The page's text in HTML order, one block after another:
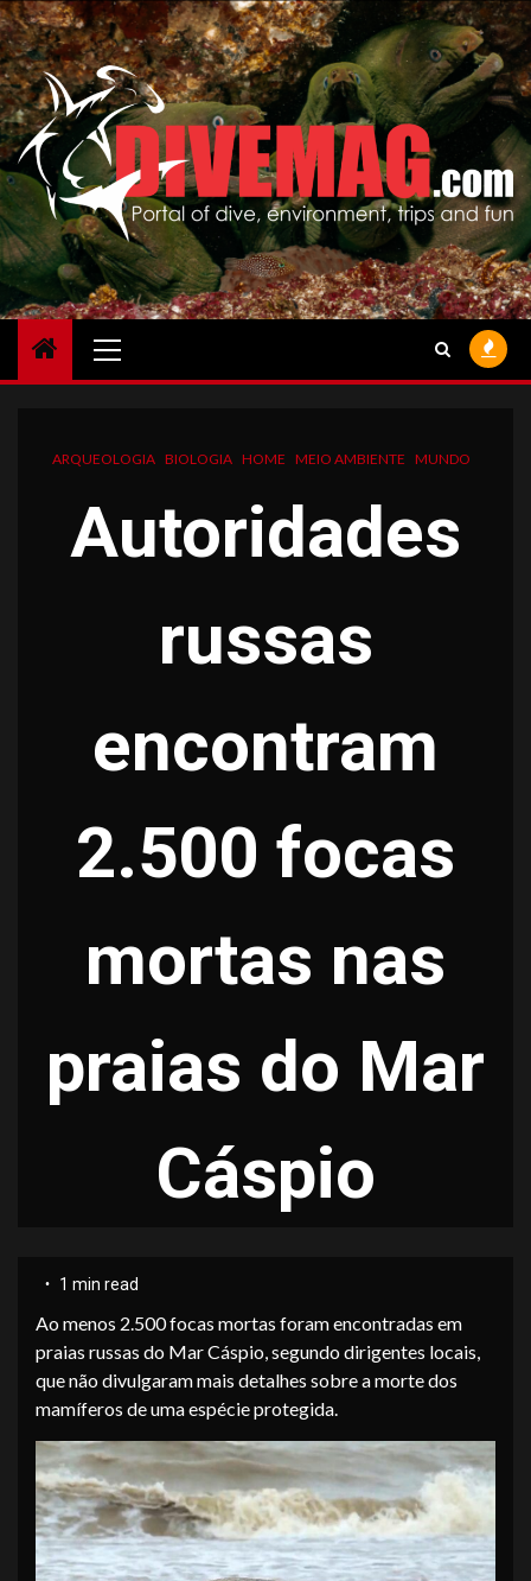
Skip
to
content
Menu
ARQUEOLOGIA BIOLOGIA HOME MEIO AMBIENTE MUNDO
Autoridades
russas
encontram
2.500 focas
mortas nas
praias do Mar
Cáspio
1 min read
Ao menos 2.500 focas mortas foram encontradas em
praias russas do Mar Cáspio, segundo dirigentes locais,
que não divulgaram mais detalhes sobre a morte dos
mamíferos de uma espécie protegida.